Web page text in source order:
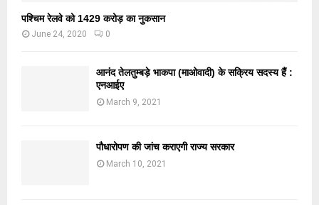
पश्चिम रेलवे को 1429 करोड़ का नुकसान
June 24, 2020 0
आनंद तेलतुम्बड़े भाकपा (माओवादी) के सक्रिय सदस्य हैं :
एनआईए
March 9, 2021
पौधारोपण की जांच कराएगी राज्य सरकार
March 10, 2021